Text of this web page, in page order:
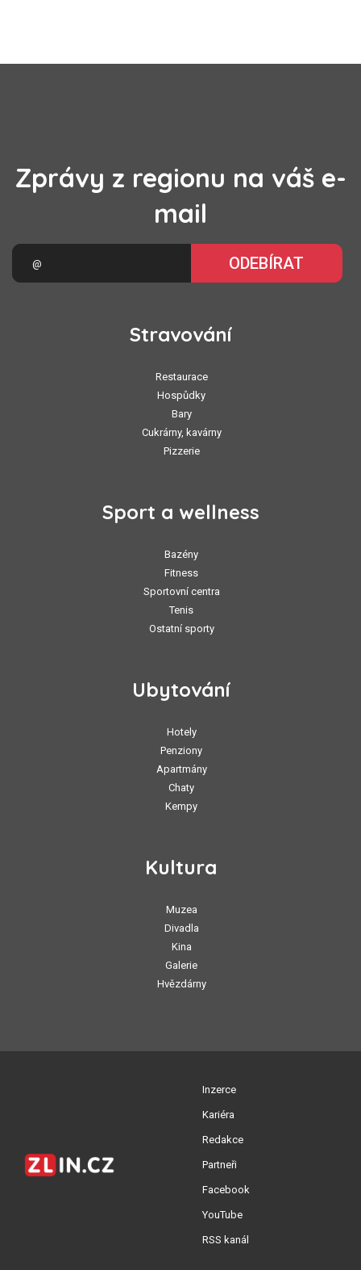
Zprávy z regionu na váš e-
mail
ODEBÍRAT
Stravování
Restaurace
Hospůdky
Bary
Cukrárny, kavárny
Pizzerie
Sport a wellness
Bazény
Fitness
Sportovní centra
Tenis
Ostatní sporty
Ubytování
Hotely
Penziony
Apartmány
Chaty
Kempy
Kultura
Muzea
Divadla
Kina
Galerie
Hvězdárny
Inzerce
Kariéra
Redakce
Partneři
Facebook
YouTube
RSS kanál